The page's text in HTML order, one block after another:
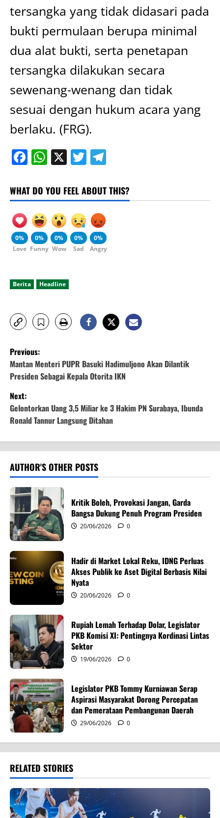
tersangka yang tidak didasari pada
bukti permulaan berupa minimal
dua alat bukti, serta penetapan
tersangka dilakukan secara
sewenang-wenang dan tidak
sesuai dengan hukum acara yang
berlaku. (FRG).
Facebook
WhatsApp
X Twitter
WHAT DO YOU FEEL ABOUT THIS?
0%
Love
0%
Funny
0%
Wow
0%
Sad
0%
Angry
Berita Headline
P
o
s
t
n
a
v
i
g
a
t
i
n
Previous:
Mantan Menteri PUPR Basuki Hadimuljono Akan Dilantik
Presiden Sebagai Kepala Otorita IKN
Next:
Gelontorkan Uang 3,5 Miliar ke 3 Hakim PN Surabaya, Ibunda
Ronald Tannur Langsung Ditahan
AUTHOR'S OTHER POSTS
Kritik Boleh, Provokasi Jangan, Garda
Bangsa Dukung Penuh Program Presiden
20/06/2026 0
Hadir di Market Lokal Reku, IDNG Perluas
Akses Publik ke Aset Digital Berbasis Nilai
Nyata
20/06/2026 0
Rupiah Lemah Terhadap Dolar, Legislator
PKB Komisi XI: Pentingnya Kordinasi Lintas
Sektor
19/06/2026 0
Legislator PKB Tommy Kurniawan Serap
Aspirasi Masyarakat Dorong Percepatan
dan Pemerataan Pembangunan Daerah
29/06/2026 0
RELATED STORIES